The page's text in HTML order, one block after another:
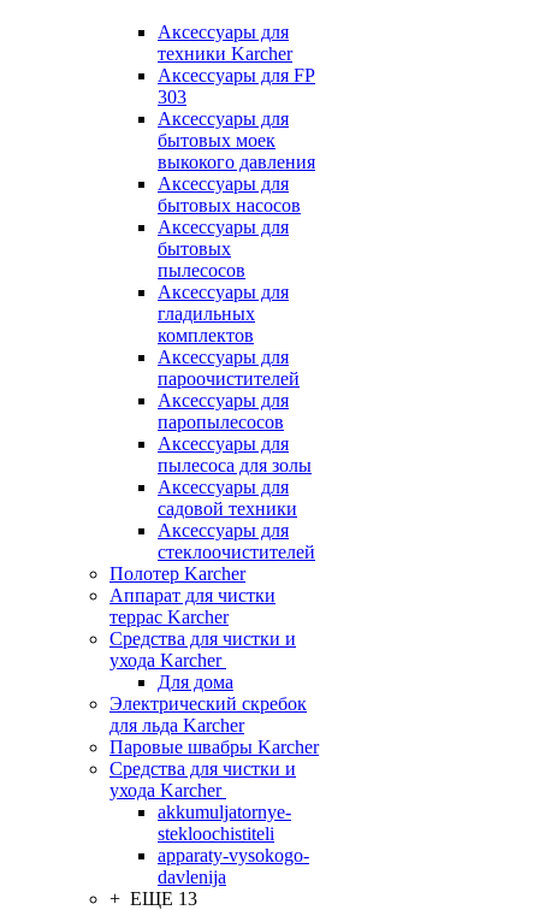
Аксессуары для
техники Karcher
Аксессуары для FP
303
Аксессуары для
бытовых моек
выкокого давления
Аксессуары для
бытовых насосов
Аксессуары для
бытовых
пылесосов
Аксессуары для
гладильных
комплектов
Аксессуары для
пароочистителей
Аксессуары для
паропылесосов
Аксессуары для
пылесоса для золы
Аксессуары для
садовой техники
Аксессуары для
стеклоочистителей
Полотер Karcher
Аппарат для чистки
террас Karcher
Средства для чистки и
ухода Karcher
Для дома
Электрический скребок
для льда Karcher
Паровые швабры Karcher
Средства для чистки и
ухода Karcher
akkumuljatornye-
stekloochistiteli
apparaty-vysokogo-
davlenija
+ ЕЩЕ 13